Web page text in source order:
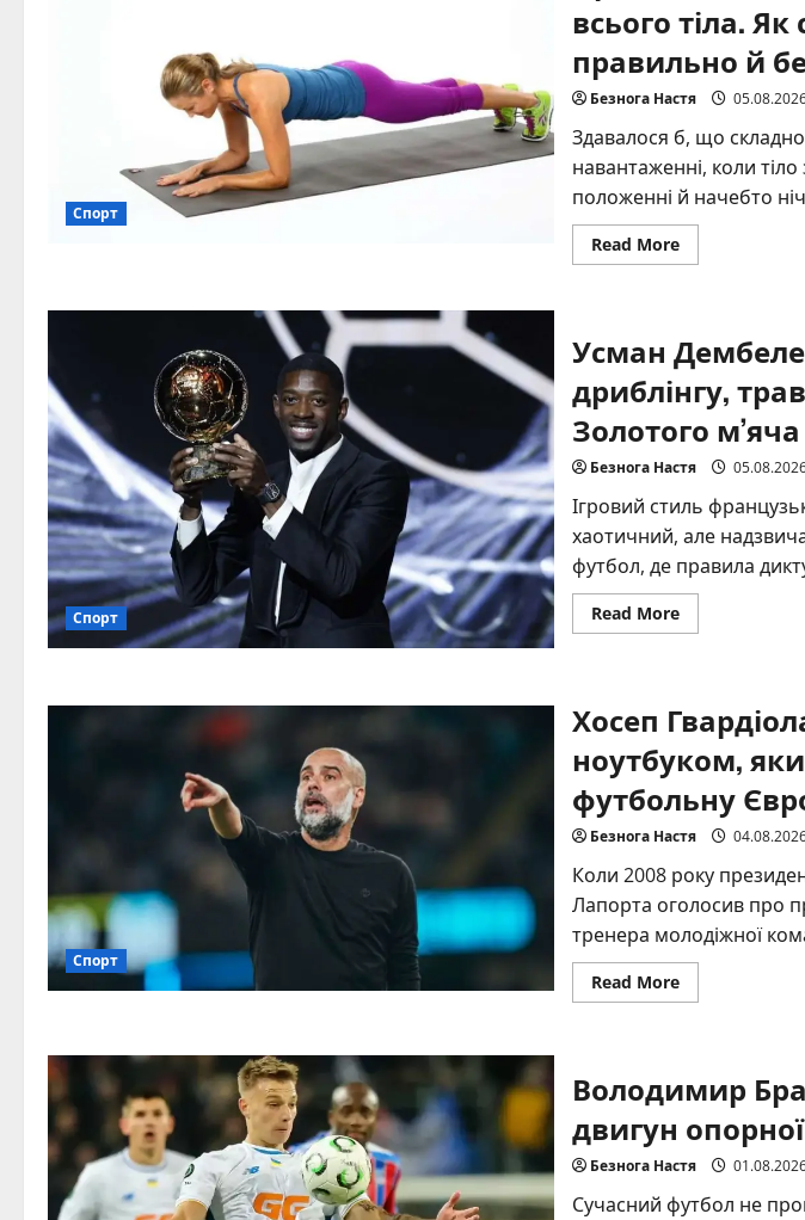
Спорт
всього тіла.
правильно й
Безнога Настя
Здавалося б, що
навантаженні, коли
положенні й начебто
Read MoreRead
more
преса
та
всього
тіла.
Як
стояти
в
планці
правильно
без
травм
Спорт
Усман Дембеле
дриблінгу,
Золотого м’яча
Безнога Настя
Ігровий стиль
хаотичний, але
футбол, де правила
Read MoreRead
more
техніка
дриблінгу,
травми
та
шлях
до
Золотого
м’яча
Спорт
Хосеп
ноутбуком,
футбольну
Безнога Настя
Коли 2008 року
Лапорта оголосив про
тренера молодіжної
Read MoreRead
more
з
ноутбуком,
підкорив
футбольну
Європу
Володимир
двигун
Безнога Настя
Сучасний футбол не